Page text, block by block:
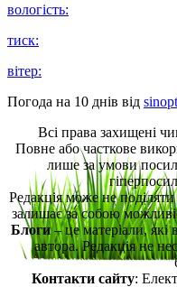
вологість:
тиск:
вітер:
Погода на 10 днів від
Всі права захищені
Повне або часткове
лише за умови
Редакція може не
залишає за собою
Блоги– це матеріали, які
автора. Редакція не
Контакти сайту: